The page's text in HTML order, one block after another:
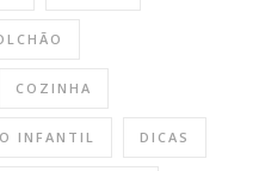
COZINHA
INFANTIL DICAS